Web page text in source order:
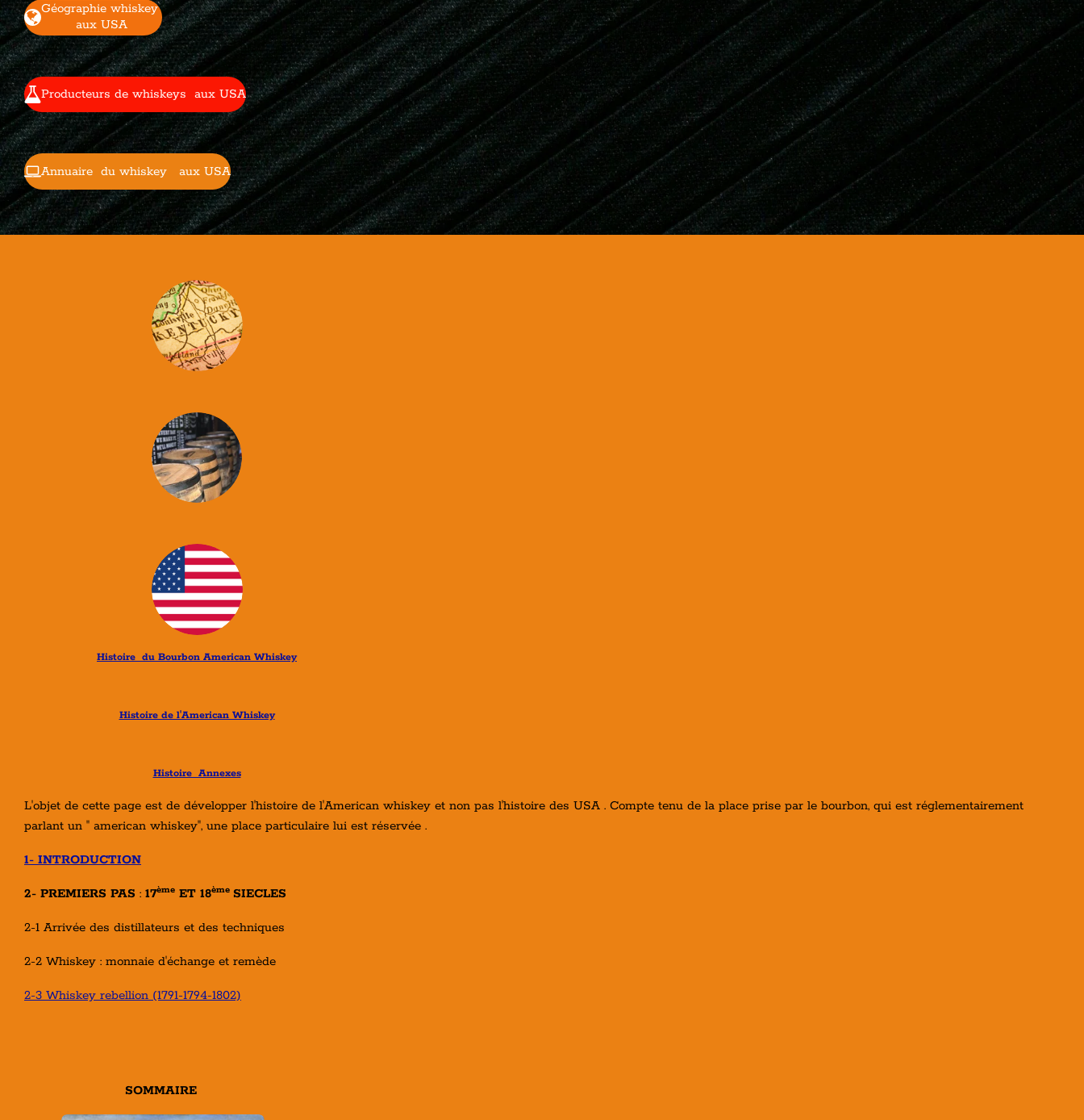
Géographie whiskey
aux USA
Producteurs de whiskeys aux USA
Annuaire du whiskey aux USA
Histoire du Bourbon American Whiskey
Histoire de l'American Whiskey
Histoire Annexes
L'objet de cette page est de développer l'histoire de l'American whiskey et non pas l'histoire des USA . Compte tenu de la place prise par le bourbon, qui est réglementairement
parlant un " american whiskey", une place particulaire lui est réservée .
1- INTRODUCTION
2- PREMIERS PAS : 17ème ET 18ème SIECLES
2-1 Arrivée des distillateurs et des techniques
2-2 Whiskey : monnaie d'échange et remède
2-3 Whiskey rebellion (1791-1794-1802)
SOMMAIRE